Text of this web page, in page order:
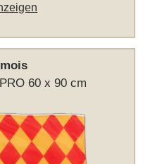
60 x 90 cm